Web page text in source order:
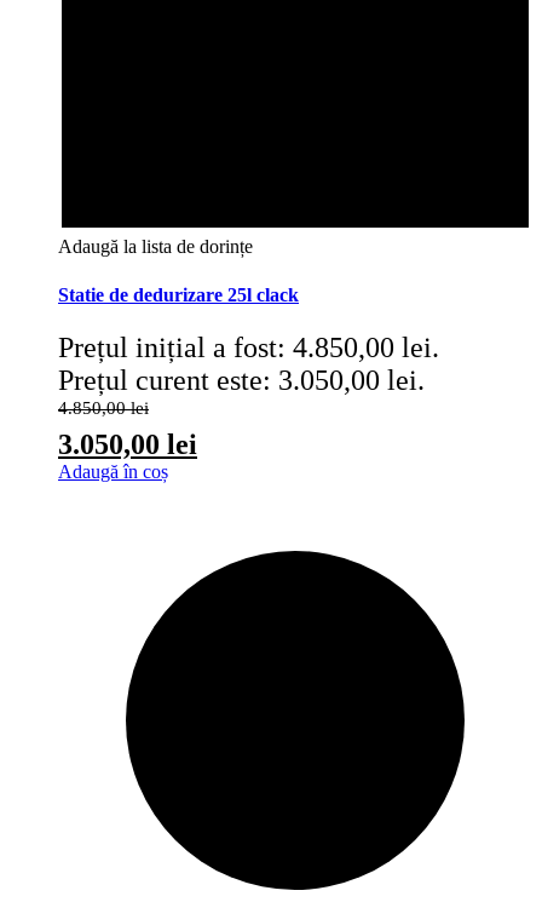
Adaugă la lista de dorințe
Statie de dedurizare 25l clack
4.850,00lei
Prețul inițial a fost: 4.850,00 lei.
3.050,00 lei
Prețul curent este: 3.050,00 lei.
Adaugă în coș